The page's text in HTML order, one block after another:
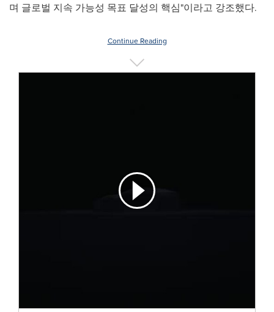
며 글로벌 지속 가능성 목표 달성의 핵심"이라고 강조했다.
Continue Reading